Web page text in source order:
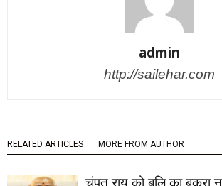
admin
http://sailehar.com
RELATED ARTICLES MORE FROM AUTHOR